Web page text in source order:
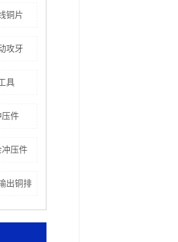
铜片
攻牙
具
件
压件
出铜排